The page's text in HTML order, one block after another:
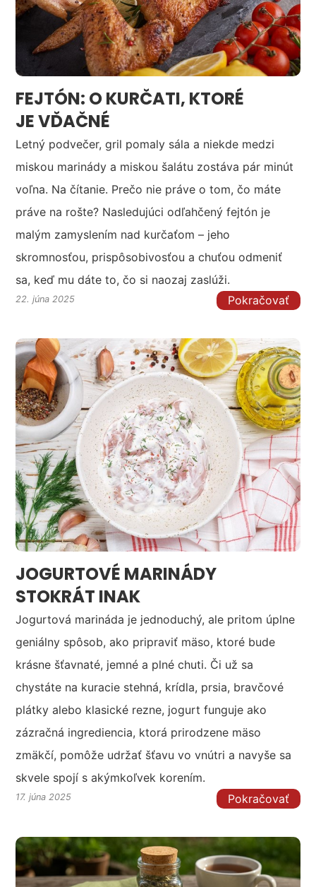
22. júna 2025
FEJTÓN: O KURČATI, KTORÉ
JE VĎAČNÉ
Letný podvečer, gril pomaly sála a niekde medzi
miskou marinády a miskou šalátu zostáva pár minút
voľna. Na čítanie. Prečo nie práve o tom, čo máte
práve na rošte? Nasledujúci odľahčený fejtón je
malým zamyslením nad kurčaťom – jeho
skromnosťou, prispôsobivosťou a chuťou odmeniť
sa, keď mu dáte to, čo si naozaj zaslúži.
Pokračovať
17. júna 2025
JOGURTOVÉ MARINÁDY
STOKRÁT INAK
Jogurtová marináda je jednoduchý, ale pritom úplne
geniálny spôsob, ako pripraviť mäso, ktoré bude
krásne šťavnaté, jemné a plné chuti. Či už sa
chystáte na kuracie stehná, krídla, prsia, bravčové
plátky alebo klasické rezne, jogurt funguje ako
zázračná ingrediencia, ktorá prirodzene mäso
zmäkčí, pomôže udržať šťavu vo vnútri a navyše sa
skvele spojí s akýmkoľvek korením.
Pokračovať